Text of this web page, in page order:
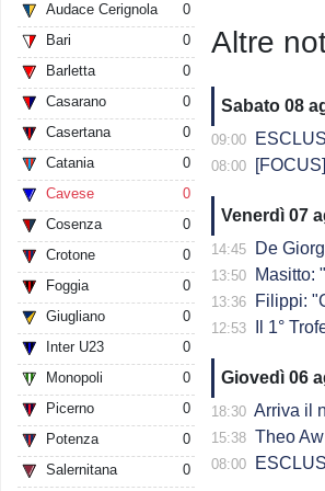
Audace Cerignola
0
Bari
0
Barletta
0
Casarano
0
Casertana
0
Catania
0
Cavese
0
Cosenza
0
Crotone
0
Foggia
0
Giugliano
0
Inter U23
0
Monopoli
0
Picerno
0
Potenza
0
Salernitana
0
Altre
Sabato 08
09:00 ESCLUSIVA
08:00
Venerdì 07
14:45 De
13:50 Masitto:
13:36 Filippi:
12:53 Il 1°
Giovedì 06
18:30 Arriva il
15:38 Theo
08:00